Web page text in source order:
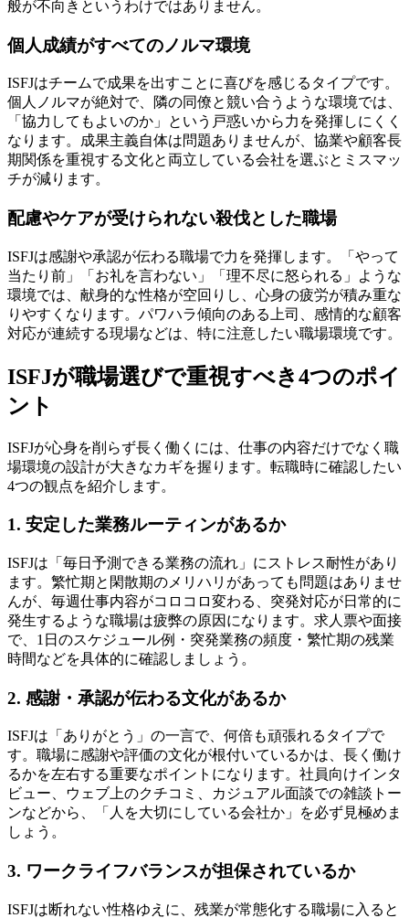
般が不向きというわけではありません。
個人成績がすべてのノルマ環境
ISFJはチームで成果を出すことに喜びを感じるタイプです。
個人ノルマが絶対で、隣の同僚と競い合うような環境では、
「協力してもよいのか」という戸惑いから力を発揮しにくく
なります。成果主義自体は問題ありませんが、協業や顧客長
期関係を重視する文化と両立している会社を選ぶとミスマッ
チが減ります。
配慮やケアが受けられない殺伐とした職場
ISFJは感謝や承認が伝わる職場で力を発揮します。「やって
当たり前」「お礼を言わない」「理不尽に怒られる」ような
環境では、献身的な性格が空回りし、心身の疲労が積み重な
りやすくなります。パワハラ傾向のある上司、感情的な顧客
対応が連続する現場などは、特に注意したい職場環境です。
ISFJが職場選びで重視すべき4つのポイ
ント
ISFJが心身を削らず長く働くには、仕事の内容だけでなく職
場環境の設計が大きなカギを握ります。転職時に確認したい
4つの観点を紹介します。
1. 安定した業務ルーティンがあるか
ISFJは「毎日予測できる業務の流れ」にストレス耐性があり
ます。繁忙期と閑散期のメリハリがあっても問題はありませ
んが、毎週仕事内容がコロコロ変わる、突発対応が日常的に
発生するような職場は疲弊の原因になります。求人票や面接
で、1日のスケジュール例・突発業務の頻度・繁忙期の残業
時間などを具体的に確認しましょう。
2. 感謝・承認が伝わる文化があるか
ISFJは「ありがとう」の一言で、何倍も頑張れるタイプで
す。職場に感謝や評価の文化が根付いているかは、長く働け
るかを左右する重要なポイントになります。社員向けインタ
ビュー、ウェブ上のクチコミ、カジュアル面談での雑談トー
ンなどから、「人を大切にしている会社か」を必ず見極めま
しょう。
3. ワークライフバランスが担保されているか
ISFJは断れない性格ゆえに、残業が常態化する職場に入ると